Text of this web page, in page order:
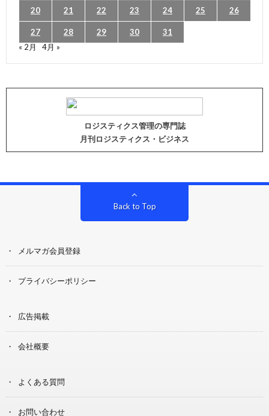
20 21 22 23 24 25 26
27 28 29 30
31
« 2月
4月 »
ロジスティクス管理の専門誌
月刊ロジスティクス・ビジネス
Back to Top
メルマガ会員登録
プライバシーポリシー
広告掲載
会社概要
よくある質問
お問い合わせ